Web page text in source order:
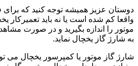
دوستان عزیز همیشه توجه کنید که برای
واقعا کم شده است یا نه باید تعمیرکار
موتور را اندازه بگیرید و در صورت
به شارژ گاز یخچال نماید.
شارژ گاز موتور یا کمپرسور یخچال می